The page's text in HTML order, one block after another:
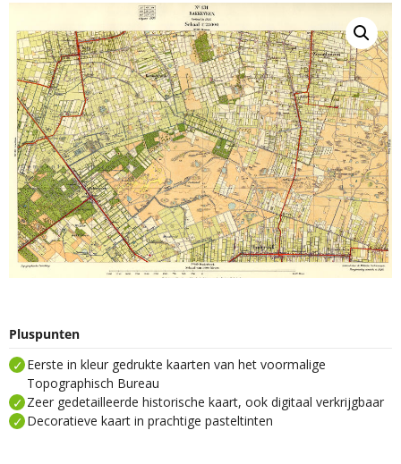
Pluspunten
Eerste in kleur gedrukte kaarten van het voormalige
Topographisch Bureau
Zeer gedetailleerde historische kaart, ook digitaal verkrijgbaar
Decoratieve kaart in prachtige pasteltinten